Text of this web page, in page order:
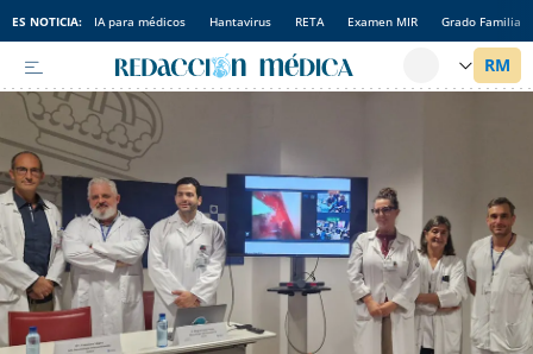
ES NOTICIA: IA para médicos Hantavirus RETA Examen MIR Grado Familia